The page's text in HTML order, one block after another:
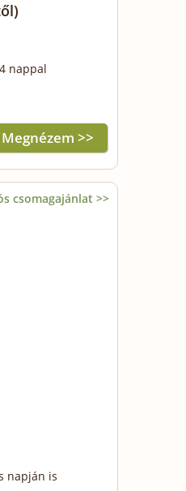
nappal
Megnézem >>
csomagajánlat >>
napján is